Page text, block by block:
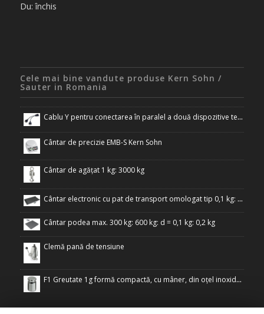
Du: închis
Cele mai bine vandute produse Kern Sohn /
Sauter in Romania
Cablu Y pentru conectarea în paralel a două dispozitive terminale la interfața RS-232 a cântarului
Cântar de precizie EMB-S Kern Sohn
Cântar de agățat 1 kg: 3000 kg
Cântar electronic cu pat de transport omologat tip 0,1 kg: 300 kg
Cântar podea max. 300 kg: 600 kg: d = 0,1 kg: 0,2 kg
Clemă pană de tensiune
F1 Greutate 1g formă compactă, cu mâner, din oțel inoxidabil